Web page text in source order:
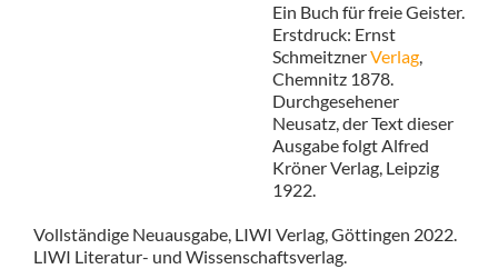
Ein Buch für freie Geister.
Erstdruck: Ernst
SchmeitznerVerlag,
Chemnitz 1878.
Durchgesehener
Neusatz, der Text dieser
Ausgabe folgt Alfred
Kröner Verlag, Leipzig
1922.
Vollständige Neuausgabe, LIWI Verlag, Göttingen 2022.
LIWI Literatur- und Wissenschaftsverlag.